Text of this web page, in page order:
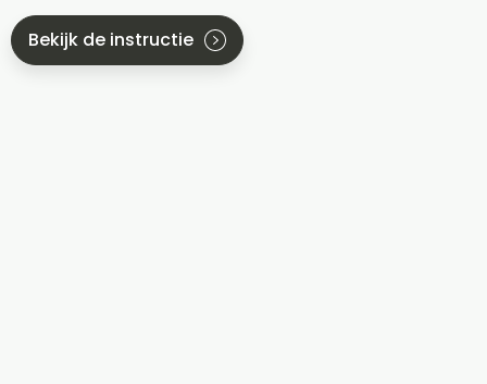
Bekijk de instructie